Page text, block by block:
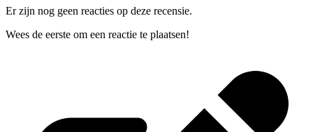
Er zijn nog geen reacties op deze recensie.
Wees de eerste om een reactie te plaatsen!